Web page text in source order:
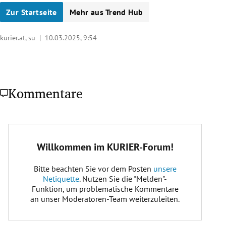
Zur Startseite Mehr aus Trend Hub
kurier.at, su | 10.03.2025, 9:54
Kommentare